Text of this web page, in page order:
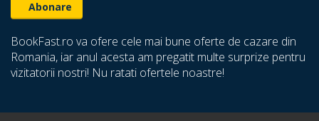
BookFast.ro va ofere cele mai bune oferte de cazare din
Romania, iar anul acesta am pregatit multe surprize pentru
vizitatorii nostri! Nu ratati ofertele noastre!